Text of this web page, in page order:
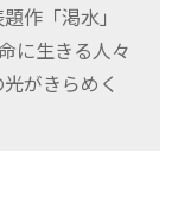
作「渇水」
に生きる人々
がきらめく